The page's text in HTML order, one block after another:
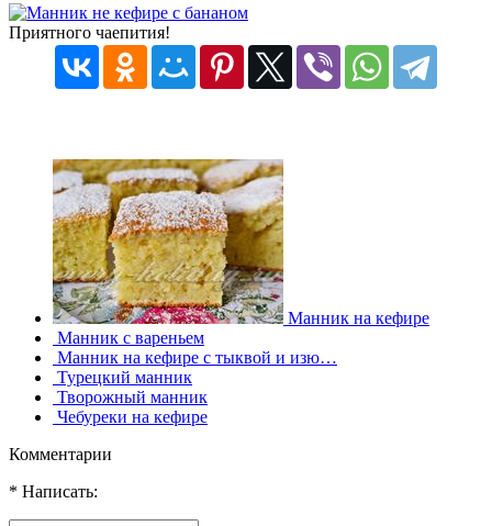
Приятного чаепития!
Манник на кефире
Манник с вареньем
Манник на кефире с тыквой и изю…
Турецкий манник
Творожный манник
Чебуреки на кефире
Комментарии
* Написать: